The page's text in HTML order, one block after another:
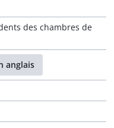
des chambres de
anglais